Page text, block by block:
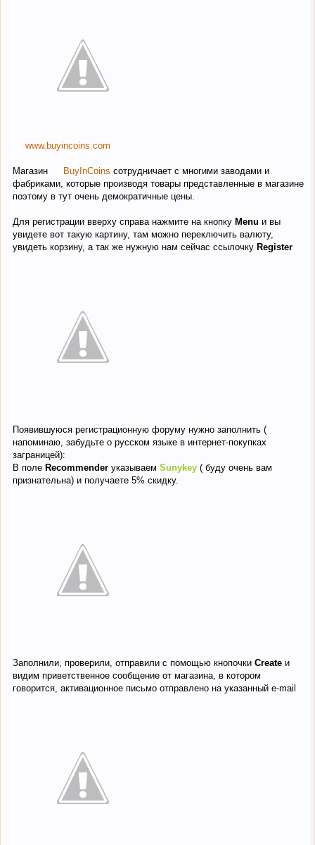
www.buyincoins.com
Магазин BuyInCoins сотрудничает с многими заводами и
фабриками, которые производя товары представленные в магазине
поэтому в тут очень демократичные цены.
Для регистрации вверху справа нажмите на кнопку Menu и вы
увидете вот такую картину, там можно переключить валюту,
увидеть корзину, а так же нужную нам сейчас ссылочку Register
Появившуюся регистрационную форуму нужно заполнить (
напоминаю, забудьте о русском языке в интернет-покупках
заграницей):
В поле Recommender указываем Sunykey ( буду очень вам
признательна) и получаете 5% скидку.
Заполнили, проверили, отправили с помощью кнопочки Create и
видим приветственное сообщение от магазина, в котором
говорится, активационное письмо отправлено на указанный e-mail